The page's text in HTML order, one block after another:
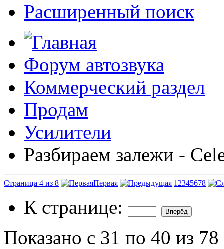
Расширенный поиск
Форум автозвука
Коммерческий раздел
Продам
Усилители
Разбираем залежи -
Страница 4 из 8 Первая 1 2345678
К странице:
Показано с 31 по 40 из 78